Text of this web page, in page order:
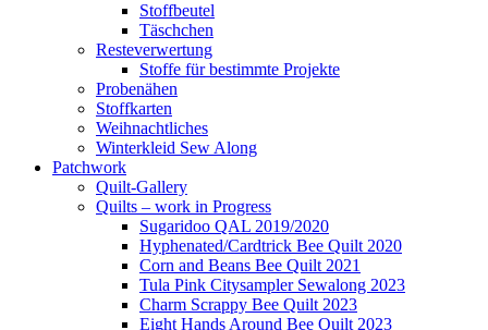
Stoffbeutel
Täschchen
Resteverwertung
Stoffe für bestimmte Projekte
Probenähen
Stoffkarten
Weihnachtliches
Winterkleid Sew Along
Patchwork
Quilt-Gallery
Quilts – work in Progress
Sugaridoo QAL 2019/2020
Hyphenated/Cardtrick Bee Quilt 2020
Corn and Beans Bee Quilt 2021
Tula Pink Citysampler Sewalong 2023
Charm Scrappy Bee Quilt 2023
Eight Hands Around Bee Quilt 2023